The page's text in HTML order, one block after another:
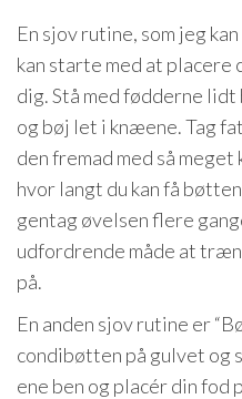
En sjov rutine, som jeg
kan starte med at
dig. Stå med fødderne
og bøj let i knæene. Tag
den fremad med så
hvor langt du kan få
gentag øvelsen flere
udfordrende måde at
på.
En anden sjov rutine er
condibøtten på gulvet og
ene ben og placér din fod